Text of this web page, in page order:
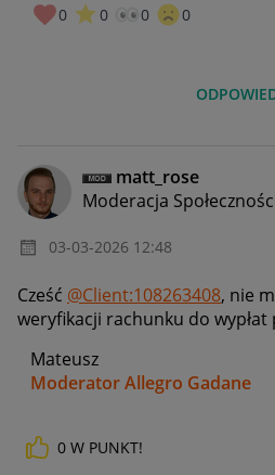
0 0 0 0
matt_rose
Moderacja
‎03-03-2026 12:48
Cześć @Client:108263408, nie
weryfikacji rachunku do wypłat
Mateusz
Moderator Allegro Gadane
0 W PUNKT!